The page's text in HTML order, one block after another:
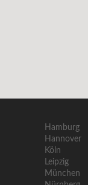
Hamburg
Hannover
Köln
Leipzig
München